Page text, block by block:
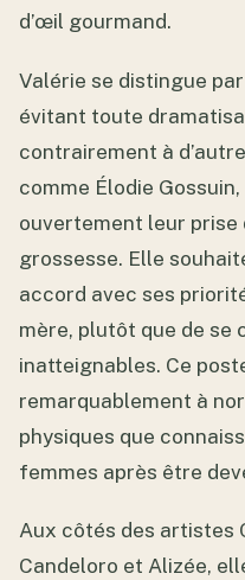
d’œil gourmand.
Valérie se distingue
évitant toute
contrairement à
comme Élodie
ouvertement leur prise
grossesse. Elle
accord avec ses
mère, plutôt que de se
inatteignables. Ce
remarquablement à
physiques que
femmes après être
Aux côtés des artistes
Candeloro et Alizée,